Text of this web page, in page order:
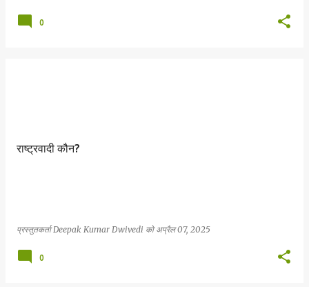
0
राष्ट्रवादी कौन?
प्रस्तुतकर्ताDeepak Kumar Dwivedi कोअप्रैल 07, 2025
0